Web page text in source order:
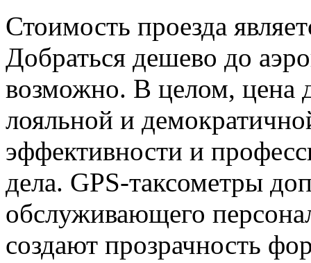
Стоимость проезда
Добраться дешево до
возможно. В целом, цена
лояльной и
эффективности и
дела. GPS-таксометры
обслуживающего
создают прозрачность